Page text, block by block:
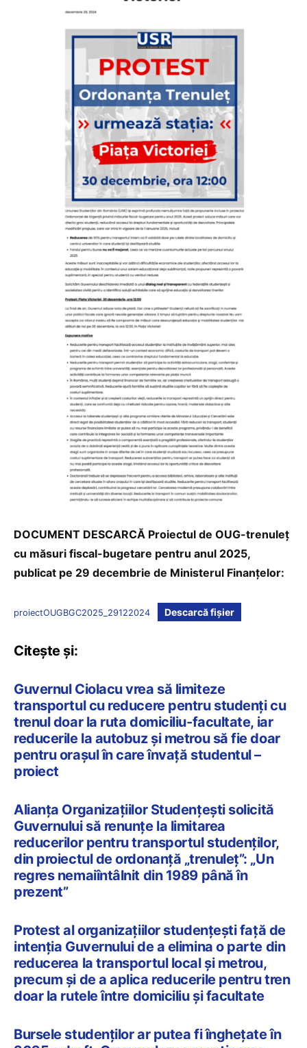
DOCUMENT DESCARCĂ Proiectul de OUG-trenuleț
cu măsuri fiscal-bugetare pentru anul 2025,
publicat pe 29 decembrie de Ministerul Finanțelor:
proiectOUGBGC2025_29122024 Descarcă fișier
Citește și:
Guvernul Ciolacu vrea să limiteze
transportul cu reducere pentru studenți cu
trenul doar la ruta domiciliu-facultate, iar
reducerile la autobuz și metrou să fie doar
pentru orașul în care învață studentul –
proiect
Alianța Organizațiilor Studențești solicită
Guvernului să renunțe la limitarea
reducerilor pentru transportul studenților,
din proiectul de ordonanță „trenuleț”: „Un
regres nemaiîntâlnit din 1989 până în
prezent”
Protest al organizațiilor studențești față de
intenția Guvernului de a elimina o parte din
reducerea la transportul local și metrou,
precum și de a aplica reducerile pentru tren
doar la rutele între domiciliu și facultate
Bursele studenților ar putea fi înghețate în